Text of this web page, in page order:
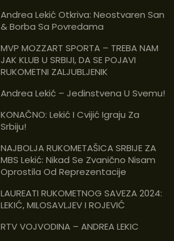
Andrea Lekić Otkriva: Neostvaren San
& Borba Sa Povredama
MVP MOZZART SPORTA – TREBA NAM
JAK KLUB U SRBIJI, DA SE POJAVI
RUKOMETNI ZALJUBLJENIK
Andrea Lekić – Jedinstvena U Svemu!
KONAČNO: Lekić I Cvijić Igraju Za
Srbiju!
NAJBOLJA RUKOMETAŠICA SRBIJE ZA
MBS Lekić: Nikad Se Zvanično Nisam
Oprostila Od Reprezentacije
LAUREATI RUKOMETNOG SAVEZA 2024:
LEKIĆ, MILOSAVLJEV I ROJEVIĆ
RTV VOJVODINA – ANDREA LEKIC